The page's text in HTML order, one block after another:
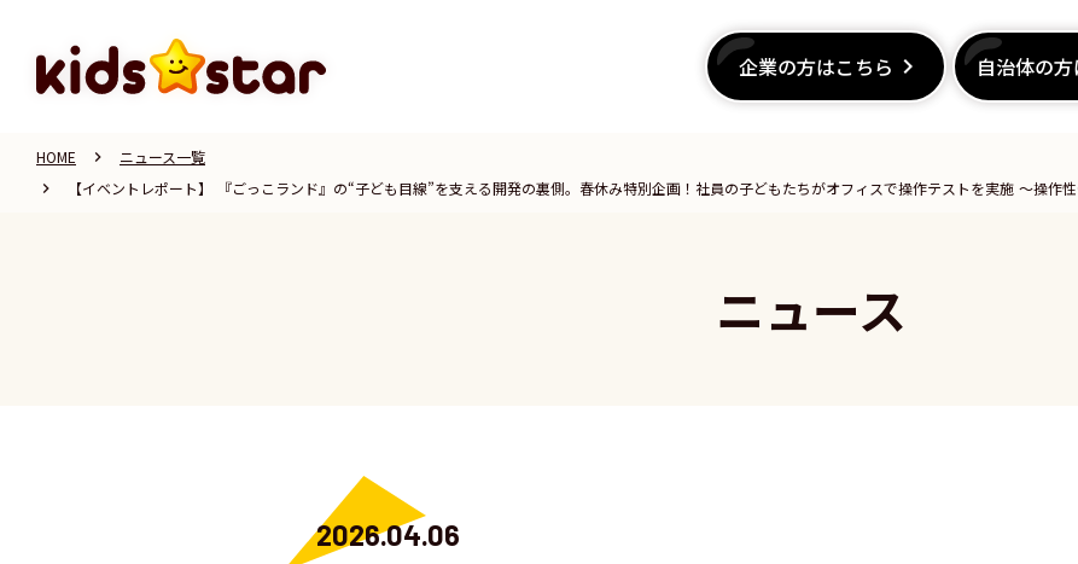
企業の方はこちら keyboard_arrow_right 自治体の
企業の方はこちら keyboard_arrow_right 自治体の
HOME keyboard_arrow_right ニュース一覧
keyboard_arrow_right 【イベントレポート】 『ごっこランド』の“子ども目線”を支える開発の裏側。春休み特別企画！社員の子どもたちがオフィスで操作テストを実施 〜操作
ニュース
2026.04.06